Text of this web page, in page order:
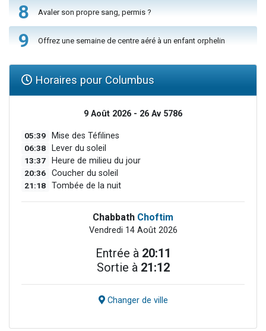
8 Avaler son propre sang, permis ?
9 Offrez une semaine de centre aéré à un enfant orphelin
Horaires pour Columbus
9 Août 2026 - 26 Av 5786
05:39 Mise des Téfilines
06:38 Lever du soleil
13:37 Heure de milieu du jour
20:36 Coucher du soleil
21:18 Tombée de la nuit
Chabbath Choftim
Vendredi 14 Août 2026
Entrée à 20:11
Sortie à 21:12
Changer de ville